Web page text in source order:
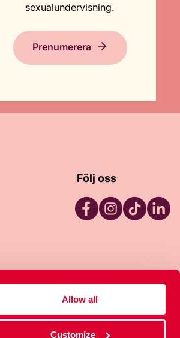
Allow all
Customize
sexualundervisning.
Prenumerera
Följ oss